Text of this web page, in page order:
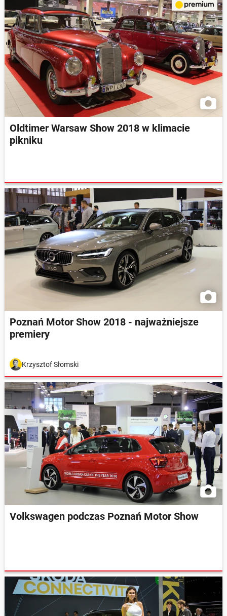
Oldtimer Warsaw Show 2018 w klimacie
pikniku
Poznań Motor Show 2018 - najważniejsze
premiery
Krzysztof Słomski
Volkswagen podczas Poznań Motor Show